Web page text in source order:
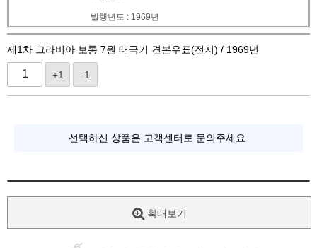
발행년도 : 1969년
제1차 그라비아 보통 7원 태극기 견본우표(전지) / 1969년
+1 -1
선택하신 상품은 고객센터로 문의주세요.
확대보기